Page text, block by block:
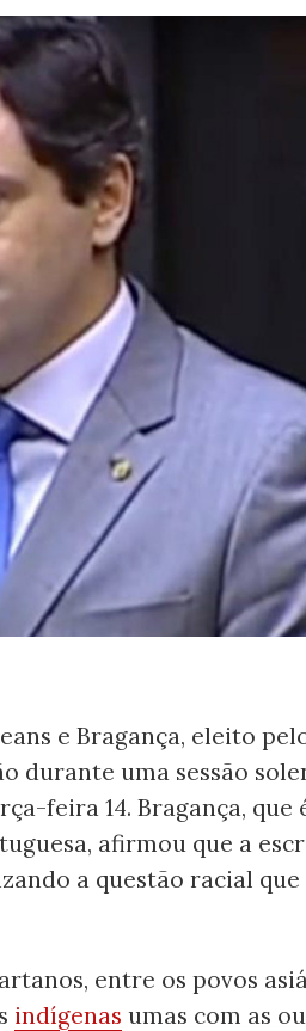
e Bragança, eleito
durante uma sessão
feira 14. Bragança, que
afirmou que a
a questão racial
entre os povos
indígenas umas com as